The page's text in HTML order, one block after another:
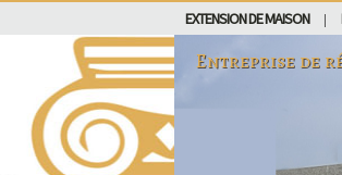
EXTENSION DE MAISON
Entreprise de